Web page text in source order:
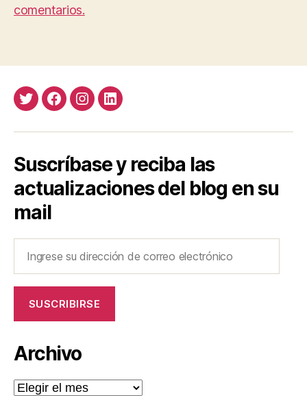
comentarios.
TwitterFacebook
InstagramLinkedIn
Suscríbase y reciba las
actualizaciones del blog en su
mail
correo
SUSCRIBIRSE
Archivo
Archivo